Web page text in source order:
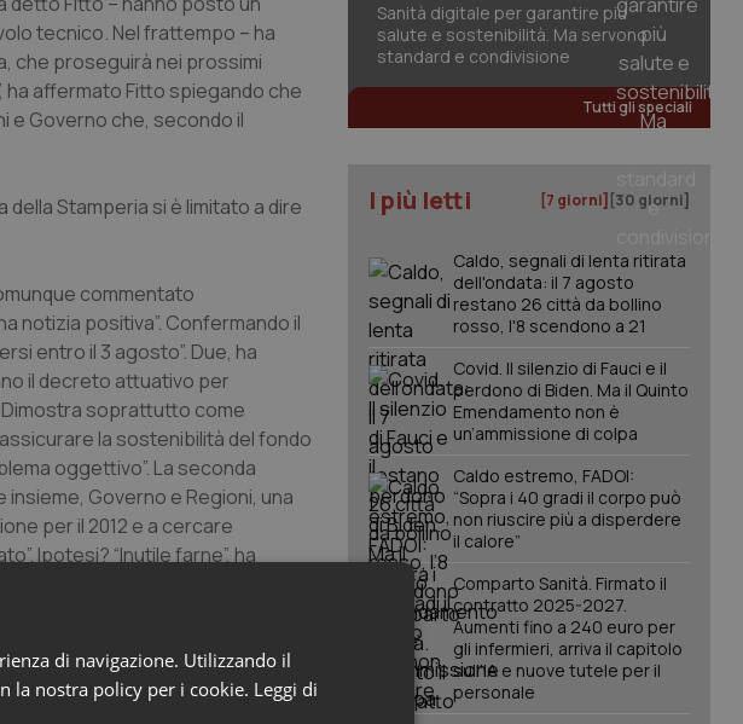
tecnico. Nel frattempo – ha
che proseguirà nei prossimi
ha affermato Fitto spiegando che
e Governo che, secondo il
Stamperia si è limitato a dire
commentato
notizia positiva”. Confermando il
entro il 3 agosto”. Due, ha
il decreto attuativo per
soprattutto come
la sostenibilità del fondo
oggettivo”. La seconda
insieme, Governo e Regioni, una
per il 2012 e a cercare
Ipotesi? “Inutile farne”, ha
è inapplicabile, e ciò vale per
al gettito della manovra
Sanità digitale per garantire più
salute e sostenibilità. Ma servono
standard e condivisione
Tutti gli speciali
I più letti [7 giorni] [30 giorni]
Caldo, segnali di lenta ritirata
dell'ondata: il 7 agosto
restano 26 città da bollino
rosso, l'8 scendono a 21
Covid. Il silenzio di Fauci e il
perdono di Biden. Ma il Quinto
Emendamento non è
un’ammissione di colpa
Caldo estremo, FADOI:
“Sopra i 40 gradi il corpo può
non riuscire più a disperdere
il calore”
Comparto Sanità. Firmato il
contratto 2025-2027.
Aumenti fino a 240 euro per
gli infermieri, arriva il capitolo
sull'IA e nuove tutele per il
personale
di navigazione. Utilizzando il
la nostra policy per i cookie. Leggi di